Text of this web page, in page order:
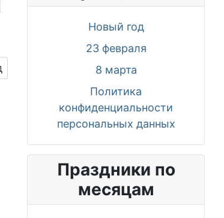
Бесплатно сохранить открытку на
Новый год
23 февраля
8 марта
Политика
конфиденциальности
персональных данных
Праздники по
месяцам